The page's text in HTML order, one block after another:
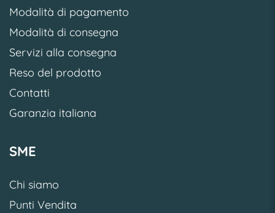
Modalità di pagamento
Modalità di consegna
Servizi alla consegna
Reso del prodotto
Contatti
Garanzia italiana
SME
Chi siamo
Punti Vendita